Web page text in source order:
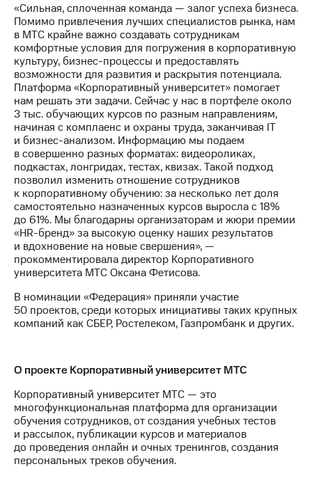
и акционерам
Корпоративное
управление
Корпоративный
секретарь
Раскрытие
информации
Информация
акционерам
Документы
ПАО
"МТС"
Собрания
акционеров
Личный
кабинет
акционера
Акционерный
капитал
Контроль
и
аудит
Рынок
Описание
приобретения
Порядок
выкупа
акций
Дивиденды
Рынок
«Сильная, сплоченная команда — залог успеха бизнеса.
Помимо привлечения лучших специалистов рынка, нам
в МТС крайне важно создавать сотрудникам
комфортные условия для погружения в корпоративную
культуру, бизнес-процессы и предоставлять
возможности для развития и раскрытия потенциала.
Платформа «Корпоративный университет» помогает
нам решать эти задачи. Сейчас у нас в портфеле около
3 тыс. обучающих курсов по разным направлениям,
начиная с комплаенс и охраны труда, заканчивая IT
и бизнес-анализом. Информацию мы подаем
в совершенно разных форматах: видеороликах,
подкастах, лонгридах, тестах, квизах. Такой подход
позволил изменить отношение сотрудников
к корпоративному обучению: за несколько лет доля
самостоятельно назначенных курсов выросла с 18%
до 61%. Мы благодарны организаторам и жюри премии
«HR-бренд» за высокую оценку наших результатов
и вдохновение на новые свершения», —
прокомментировала директор Корпоративного
университета МТС Оксана Фетисова.
В номинации «Федерация» приняли участие
50 проектов, среди которых инициативы таких крупных
компаний как СБЕР, Ростелеком, Газпромбанк и других.
О проекте Корпоративный университет МТС
Корпоративный университет МТС — это
многофункциональная платформа для организации
обучения сотрудников, от создания учебных тестов
и рассылок, публикации курсов и материалов
до проведения онлайн и очных тренингов, создания
персональных треков обучения.